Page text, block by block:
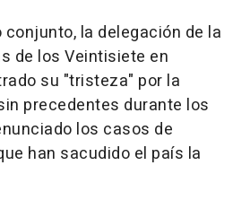
la delegación de la
de los Veintisiete en
su "tristeza" por la
precedentes durante los
los casos de
han sacudido el país la